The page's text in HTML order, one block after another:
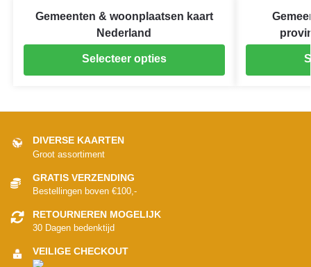
Gemeenten & woonplaatsen kaart
Nederland
Selecteer opties
DIVERSE KAARTEN
Groot assortiment
GRATIS VERZENDING
Bestellingen boven €100,-
RETOURNEREN MOGELIJK
30 Dagen bedenktijd
VEILIGE CHECKOUT